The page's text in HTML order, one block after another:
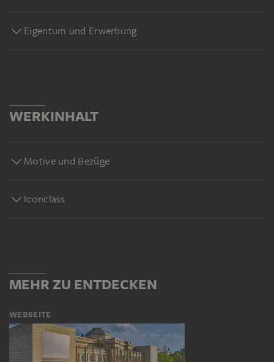
Eigentum und Erwerbung
WERKINHALT
Motive und Bezüge
Iconclass
MEHR ZU ENTDECKEN
WEBSEITE